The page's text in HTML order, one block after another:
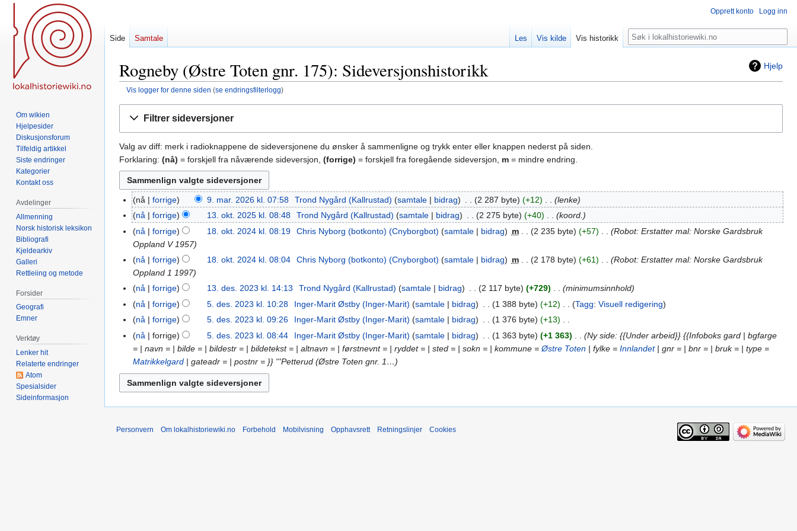
Hjelp
Rogneby (Østre Toten gnr. 175): Sideversjonshistorikk
Vis logger for denne siden (se endringsfilterlogg)
Filtrer sideversjoner
Valg av diff: merk i radioknappene de sideversjonene du ønsker å sammenligne og trykk enter eller knappen nederst på siden.
Forklaring: (nå) = forskjell fra nåværende sideversjon, (forrige) = forskjell fra foregående sideversjon, m = mindre endring.
9.
mar.
2026
nå forrige 9. mar. 2026 kl. 07:58 Trond Nygård (Kallrustad) samtale bidrag 2 287 byte +12
lenke
13.
okt.
2025
nå forrige 13. okt. 2025 kl. 08:48 Trond Nygård (Kallrustad) samtale bidrag 2 275 byte +40
koord.
18.
okt.
2024
nå forrige 18. okt. 2024 kl. 08:19 Chris Nyborg (botkonto) (Cnyborgbot) samtale bidrag m 2 235 byte +57
Robot: Erstatter mal: Norske Gardsbruk
Oppland V 1957
nå
forrige 18. okt. 2024 kl. 08:04 Chris Nyborg (botkonto) (Cnyborgbot) samtale bidrag m 2 178 byte +61
Robot: Erstatter mal: Norske Gardsbruk
Oppland 1 1997
13.
des.
2023
nå forrige 13. des. 2023 kl. 14:13 Trond Nygård (Kallrustad) samtale bidrag 2 117 byte +729
minimumsinnhold
5.
des.
2023
nå forrige 5. des. 2023 kl. 10:28 Inger-Marit Østby (Inger-Marit) samtale bidrag 1 388 byte +12
I
g
r
e
d
g
Tagg: Visuell redigering
nå
forrige 5. des. 2023 kl. 09:26 Inger-Marit Østby (Inger-Marit) samtale bidrag 1 376 byte +13
I
g
n
e
nå forrige 5. des. 2023 kl. 08:44 Inger-Marit Østby (Inger-Marit) samtale bidrag 1 363 byte +1 363
Ny side: {{Under arbeid}} {{Infoboks gard | bgfarge
= | navn = | bilde = | bildestr = | bildetekst = | altnavn = | førstnevnt = | ryddet = | sted = | sokn = | kommune =Østre Toten | fylke =Innlandet| gnr = | bnr = | bruk = | type =
Matrikkelgard | gateadr = | postnr = }} '''Petterud (Østre Toten gnr. 1…
Opprett konto Logg inn
Side Samtale Les Vis kilde Vis historikk Søk
Om wikien
Hjelpesider
Diskusjonsforum
Tilfeldig artikkel
Siste endringer
Kategorier
Kontakt oss
Avdelinger
Allmenning
Norsk historisk leksikon
Bibliografi
Kjeldearkiv
Galleri
Rettleiing og metode
Forsider
Geografi
Emner
Verktøy
Lenker hit
Relaterte endringer
Atom
Spesialsider
Sideinformasjon
Personvern Om lokalhistoriewiki.no Forbehold Mobilvisning Opphavsrett Retningslinjer Cookies